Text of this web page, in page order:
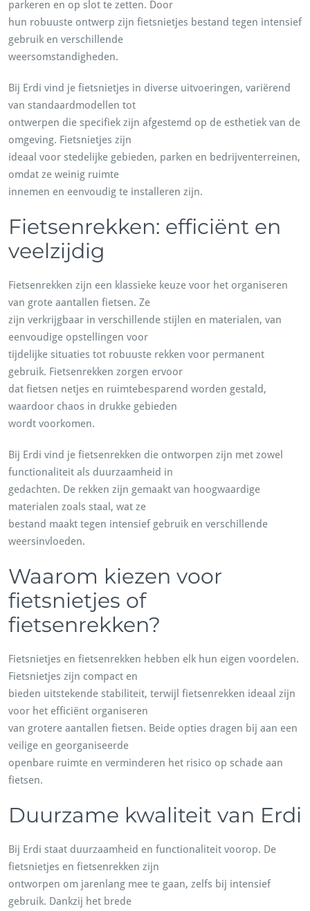
parkeren en op slot te zetten. Door
hun robuuste ontwerp zijn fietsnietjes bestand tegen intensief
gebruik en verschillende
weersomstandigheden.
Bij Erdi vind je fietsnietjes in diverse uitvoeringen, variërend
van standaardmodellen tot
ontwerpen die specifiek zijn afgestemd op de esthetiek van de
omgeving. Fietsnietjes zijn
ideaal voor stedelijke gebieden, parken en bedrijventerreinen,
omdat ze weinig ruimte
innemen en eenvoudig te installeren zijn.
Fietsenrekken: efficiënt en
veelzijdig
Fietsenrekken zijn een klassieke keuze voor het organiseren
van grote aantallen fietsen. Ze
zijn verkrijgbaar in verschillende stijlen en materialen, van
eenvoudige opstellingen voor
tijdelijke situaties tot robuuste rekken voor permanent
gebruik. Fietsenrekken zorgen ervoor
dat fietsen netjes en ruimtebesparend worden gestald,
waardoor chaos in drukke gebieden
wordt voorkomen.
Bij Erdi vind je fietsenrekken die ontworpen zijn met zowel
functionaliteit als duurzaamheid in
gedachten. De rekken zijn gemaakt van hoogwaardige
materialen zoals staal, wat ze
bestand maakt tegen intensief gebruik en verschillende
weersinvloeden.
Waarom kiezen voor
fietsnietjes of
fietsenrekken?
Fietsnietjes en fietsenrekken hebben elk hun eigen voordelen.
Fietsnietjes zijn compact en
bieden uitstekende stabiliteit, terwijl fietsenrekken ideaal zijn
voor het efficiënt organiseren
van grotere aantallen fietsen. Beide opties dragen bij aan een
veilige en georganiseerde
openbare ruimte en verminderen het risico op schade aan
fietsen.
Duurzame kwaliteit van Erdi
Bij Erdi staat duurzaamheid en functionaliteit voorop. De
fietsnietjes en fietsenrekken zijn
ontworpen om jarenlang mee te gaan, zelfs bij intensief
gebruik. Dankzij het brede